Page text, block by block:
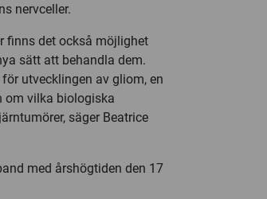
nervceller.
finns det också möjlighet
sätt att behandla dem.
utvecklingen av gliom, en
om vilka biologiska
säger Beatrice
med årshögtiden den 17